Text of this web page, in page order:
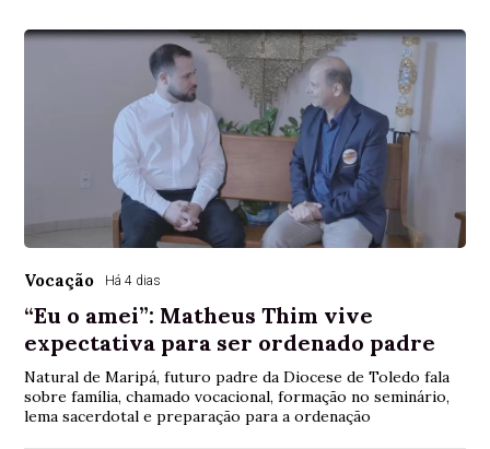
Vocação Há 4 dias
“Eu o amei”: Matheus Thim vive
expectativa para ser ordenado padre
Natural de Maripá, futuro padre da Diocese de Toledo fala
sobre família, chamado vocacional, formação no seminário,
lema sacerdotal e preparação para a ordenação